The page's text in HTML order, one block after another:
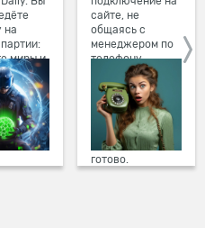
на
миры и
с
в
сайте, не
общаясь с
менеджером по
телефону.
Просто в три
клика заполните
форму заявки на
сайте, выберите
дату и время
подключения,
готово.